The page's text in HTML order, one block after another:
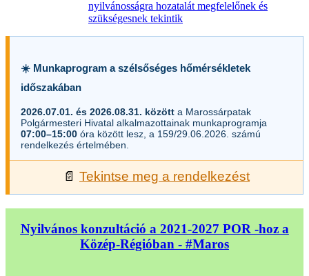
nyilvánosságra hozatalát megfelelőnek és
szükségesnek tekintik
☀️ Munkaprogram a szélsőséges hőmérsékletek
időszakában
2026.07.01. és 2026.08.31. között a Marossárpatak
Polgármesteri Hivatal alkalmazottainak munkaprogramja
07:00–15:00 óra között lesz, a 159/29.06.2026. számú
rendelkezés értelmében.
📄 Tekintse meg a rendelkezést
Nyilvános konzultáció a 2021-2027 POR -hoz a
Közép-Régióban - #Maros